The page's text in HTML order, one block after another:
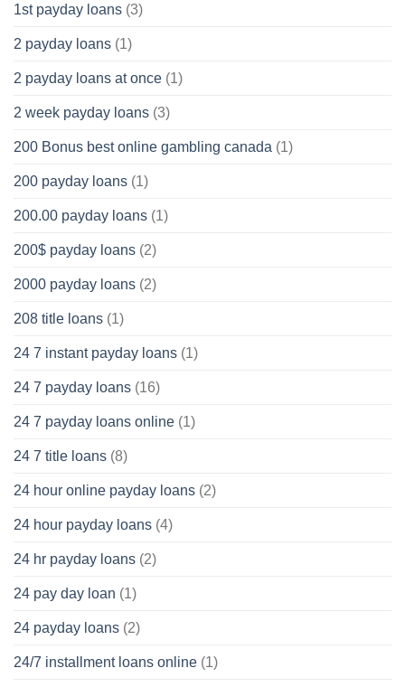
1st payday loans (3)
2 payday loans (1)
2 payday loans at once (1)
2 week payday loans (3)
200 Bonus best online gambling canada (1)
200 payday loans (1)
200.00 payday loans (1)
200$ payday loans (2)
2000 payday loans (2)
208 title loans (1)
24 7 instant payday loans (1)
24 7 payday loans (16)
24 7 payday loans online (1)
24 7 title loans (8)
24 hour online payday loans (2)
24 hour payday loans (4)
24 hr payday loans (2)
24 pay day loan (1)
24 payday loans (2)
24/7 installment loans online (1)